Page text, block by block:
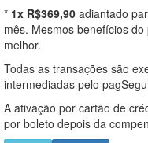
* 1x R$369,90 adiantado
mês. Mesmos benefícios
melhor.
Todas as transações são
intermediadas pelo
A ativação por cartão de
por boleto depois da